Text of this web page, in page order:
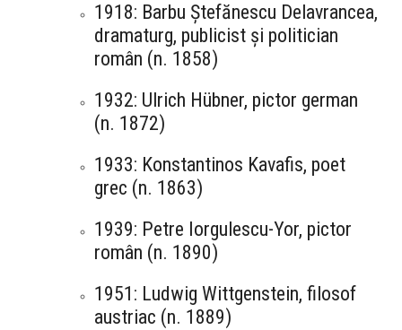
1918: Barbu Ștefănescu Delavrancea,
dramaturg, publicist și politician
român (n. 1858)
1932: Ulrich Hübner, pictor german
(n. 1872)
1933: Konstantinos Kavafis, poet
grec (n. 1863)
1939: Petre Iorgulescu-Yor, pictor
român (n. 1890)
1951: Ludwig Wittgenstein, filosof
austriac (n. 1889)